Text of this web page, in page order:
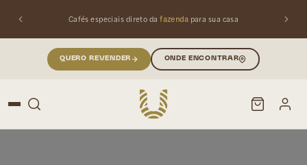
Cafés especiais direto dafazenda para sua casa
QUERO REVENDER ONDE ENCONTRAR